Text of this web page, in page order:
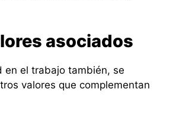
asociados
en el trabajo también, se
valores que complementan